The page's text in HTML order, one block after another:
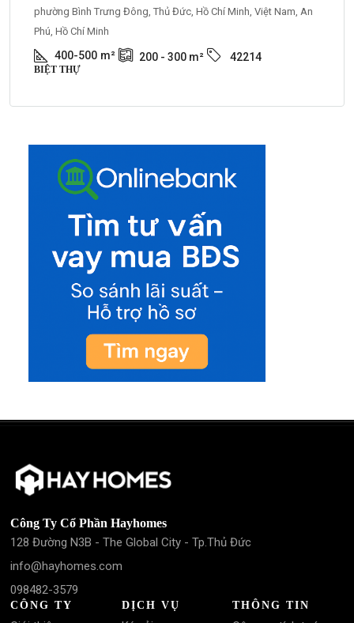
phường Bình Trưng Đông, Thủ Đức, Hồ Chí Minh, Việt Nam, An
Phú, Hồ Chí Minh
400-500 m² 200 - 300 m² 42214
BIỆT THỰ
Công Ty Cổ Phần Hayhomes
128 Đường N3B - The Global City - Tp.Thủ Đức
info@hayhomes.com
098482-3579
CÔNG TY DỊCH VỤ THÔNG TIN